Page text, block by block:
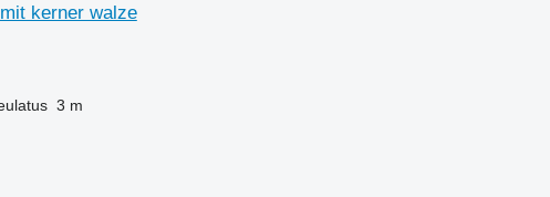
kerner walze
3 m